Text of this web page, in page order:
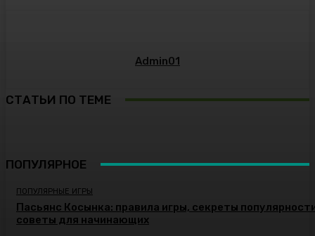
Admin01
СТАТЬИ ПО ТЕМЕ
ПОПУЛЯРНОЕ
ПОПУЛЯРНЫЕ ИГРЫ
Пасьянс Косынка: правила игры, секреты
советы для начинающих